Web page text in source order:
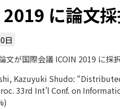
2019 に論文
日
文が国際会議 ICOIN 2019 に採
Kazuyuki Shudo:
33rd Int’l Conf. on